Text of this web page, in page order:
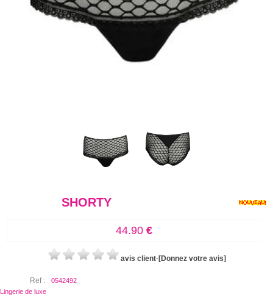
SHORTY
44.90€
avis client-[Donnez votre avis]
Ref :
0542492
Lingerie de luxe